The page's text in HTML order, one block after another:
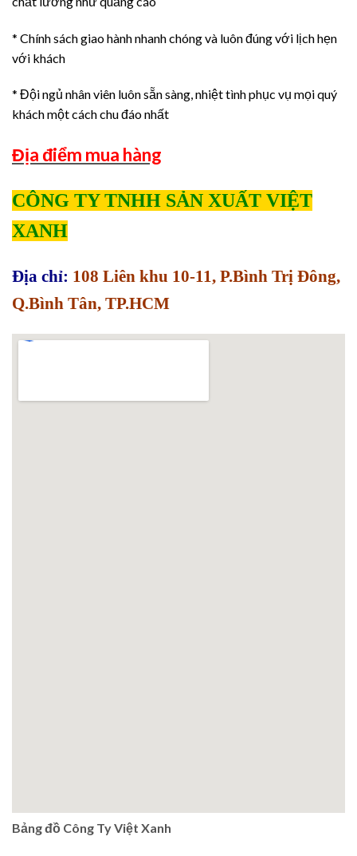
* Chính sách giao hành nhanh chóng và luôn đúng với lịch hẹn
với khách
* Đội ngủ nhân viên luôn sẵn sàng, nhiệt tình phục vụ mọi quý
khách một cách chu đáo nhất
Địa điểm mua hàng
CÔNG TY TNHH SẢN XUẤT VIỆT
XANH
Địa chỉ: 108 Liên khu 10-11, P.Bình Trị Đông,
Q.Bình Tân, TP.HCM
Bảng đồ Công Ty Việt Xanh